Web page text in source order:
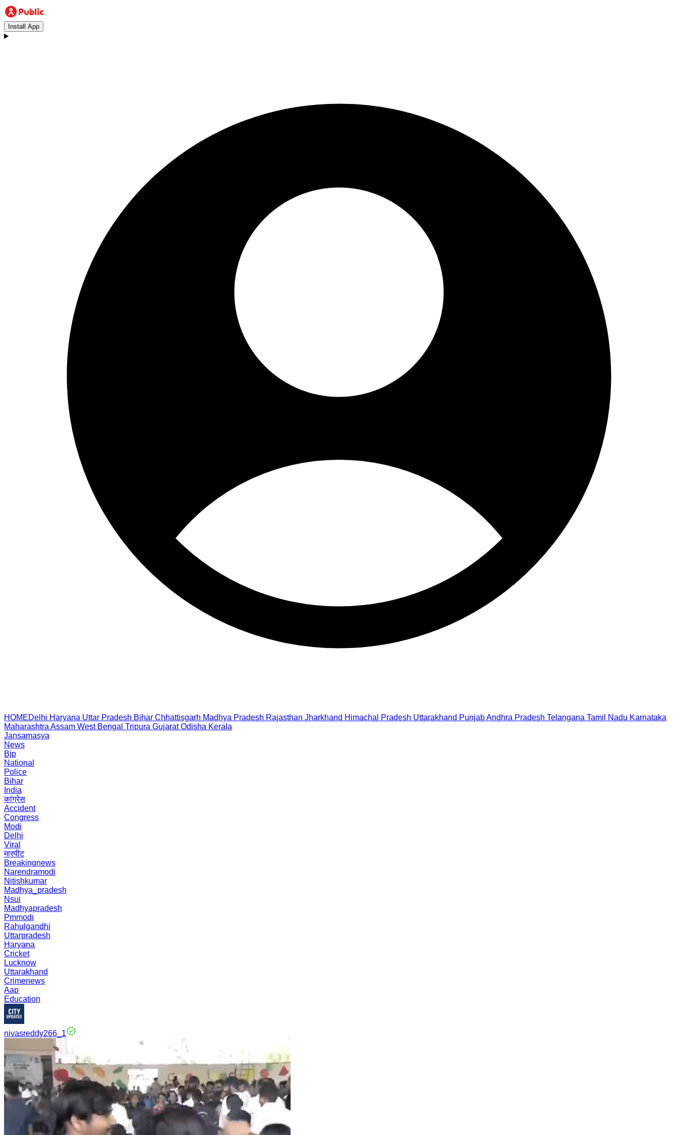
Install App
HOMEDelhi Haryana Uttar Pradesh Bihar Chhattisgarh Madhya Pradesh Rajasthan Jharkhand Himachal Pradesh Uttarakhand PunjabAndhra Pradesh Telangana Tamil Nadu Karnataka
Maharashtra Assam West Bengal Tripura Gujarat Odisha Kerala
Jansamasya
News
Bjp
National
Police
Bihar
India
कांग्रेस
Accident
Congress
Modi
Delhi
Viral
मारपीट
Breakingnews
Narendramodi
Nitishkumar
Madhya_pradesh
Nsui
Madhyapradesh
Pmmodi
Rahulgandhi
Uttarpradesh
Haryana
Cricket
Lucknow
Uttarakhand
Crimenews
Aap
Education
nivasreddy266_1